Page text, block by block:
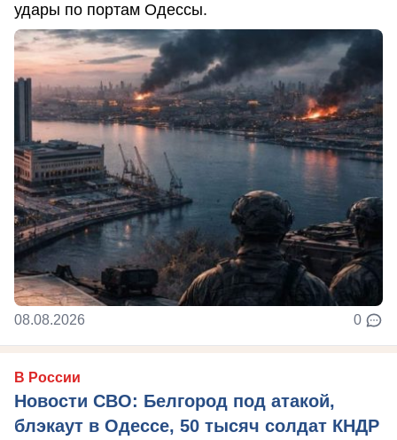
удары по портам Одессы.
08.08.2026 0
В России
Новости СВО: Белгород под атакой,
блэкаут в Одессе, 50 тысяч солдат КНДР